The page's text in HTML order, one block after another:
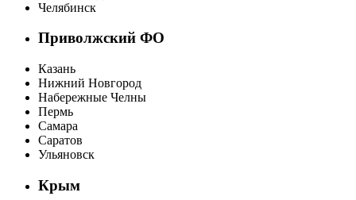
Челябинск
Приволжский ФО
Казань
Нижний Новгород
Набережные Челны
Пермь
Самара
Саратов
Ульяновск
Крым